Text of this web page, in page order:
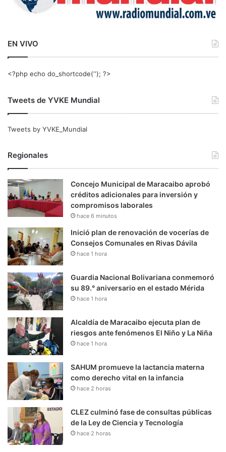
EN VIVO
<?php echo do_shortcode(‘‘); ?>
Tweets de YVKE Mundial
Tweets by YVKE_Mundial
Regionales
Concejo Municipal de Maracaibo aprobó
créditos adicionales para inversión y
compromisos laborales
hace 6 minutos
Inició plan de renovación de vocerías de
Consejos Comunales en Rivas Dávila
hace 1 hora
Guardia Nacional Bolivariana conmemoró
su 89.° aniversario en el estado Mérida
hace 1 hora
Alcaldía de Maracaibo ejecuta plan de
riesgos ante fenómenos El Niño y La Niña
hace 1 hora
SAHUM promueve la lactancia materna
como derecho vital en la infancia
hace 2 horas
CLEZ culminó fase de consultas públicas
de la Ley de Ciencia y Tecnología
hace 2 horas